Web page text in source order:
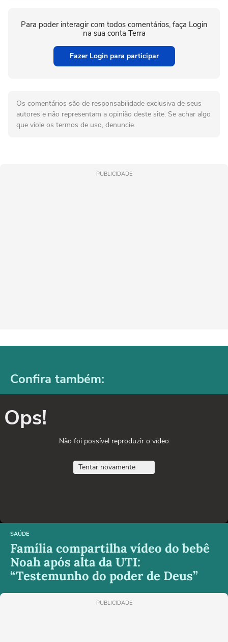
Para poder interagir com todos comentários, faça Login
na sua conta Terra
Fazer Login para participar
Os comentários são de responsabilidade exclusiva de seus
autores e não representam a opinião deste site. Se achar algo
que viole os termos de uso, denuncie.
PUBLICIDADE
Confira também:
Ops!
Não foi possível reproduzir o vídeo
Tentar novamente
SAÚDE
Família compartilha vídeo do bebê
Noah após alta da UTI:
“Testemunho do poder de Deus”
PUBLICIDADE